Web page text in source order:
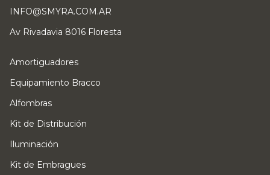
INFO@SMYRA.COM.AR
Av Rivadavia 8016 Floresta
Amortiguadores
Equipamiento Bracco
Alfombras
Kit de Distribución
Iluminación
Kit de Embragues